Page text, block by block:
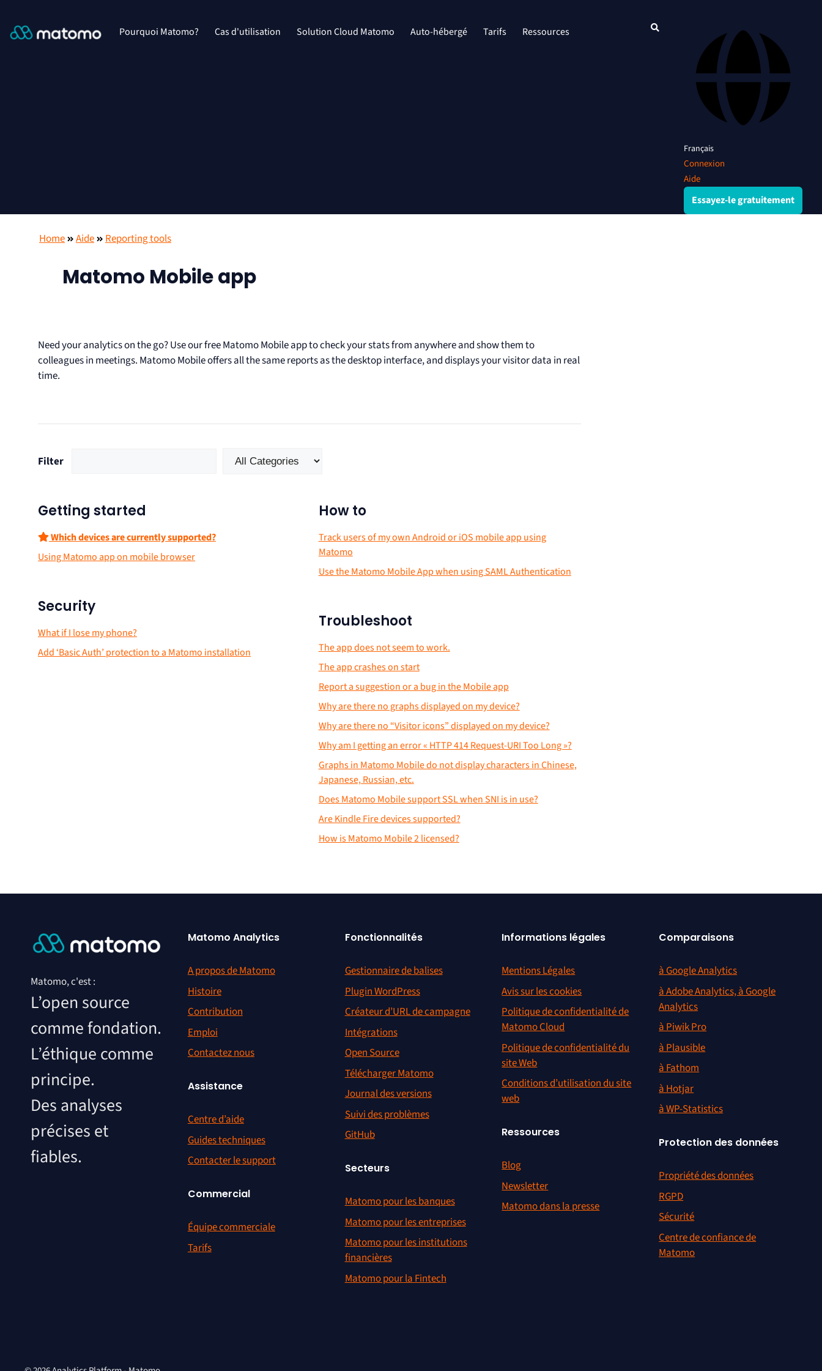
Pourquoi Matomo? Cas d'utilisation Solution Cloud Matomo Auto-hébergé Tarifs Ressources
Français
Connexion
Aide
Essayez-le gratuitement
Home Aide Reporting tools
Matomo Mobile app
Need your analytics on the go? Use our free Matomo Mobile app to check your stats from anywhere and show them to
colleagues in meetings. Matomo Mobile offers all the same reports as the desktop interface, and displays your visitor data in real
time.
Filter
Getting started
Which devices are currently supported?
Using Matomo app on mobile browser
How to
Track users of my own Android or iOS mobile app using
Matomo
Use the Matomo Mobile App when using SAML Authentication
Security
What if I lose my phone?
Add ‘Basic Auth’ protection to a Matomo installation
Troubleshoot
The app does not seem to work.
The app crashes on start
Report a suggestion or a bug in the Mobile app
Why are there no graphs displayed on my device?
Why are there no “Visitor icons” displayed on my device?
Why am I getting an error « HTTP 414 Request-URI Too Long »?
Graphs in Matomo Mobile do not display characters in Chinese,
Japanese, Russian, etc.
Does Matomo Mobile support SSL when SNI is in use?
Are Kindle Fire devices supported?
How is Matomo Mobile 2 licensed?
Matomo, c'est :
L’open source
comme fondation.
L’éthique comme
principe.
Des analyses
précises et
fiables.
Matomo Analytics
A propos de Matomo
Histoire
Contribution
Emploi
Contactez nous
Assistance
Centre d’aide
Guides techniques
Contacter le support
Commercial
Équipe commerciale
Tarifs
Fonctionnalités
Gestionnaire de balises
Plugin WordPress
Créateur d’URL de campagne
Intégrations
Open Source
Télécharger Matomo
Journal des versions
Suivi des problèmes
GitHub
Secteurs
Matomo pour les banques
Matomo pour les entreprises
Matomo pour les institutions
financières
Matomo pour la Fintech
Informations légales
Mentions Légales
Avis sur les cookies
Politique de confidentialité de
Matomo Cloud
Politique de confidentialité du
site Web
Conditions d’utilisation du site
web
Ressources
Blog
Newsletter
Matomo dans la presse
Comparaisons
à Google Analytics
à Adobe Analytics, à Google
Analytics
à Piwik Pro
à Plausible
à Fathom
à Hotjar
à WP-Statistics
Protection des données
Propriété des données
RGPD
Sécurité
Centre de confiance de
Matomo